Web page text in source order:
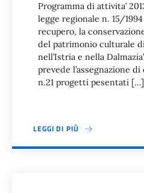
Programma di attivita’
legge regionale n. 15/
recupero, la
del patrimonio culturale
nell’Istria e nella
prevede l’assegnazione
n.21 progetti pesentati […]
LEGGI DI PIÙ